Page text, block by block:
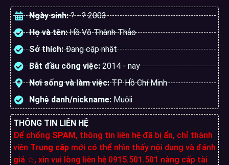
Ngày sinh:? - ? 2003
Họ và tên:Hồ Võ Thành Thảo
Sở thích:Đang cập nhật
Bắt đầu công việc:2014 - nay
Nơi sống và làm việc:TP Hồ Chí Minh
Nghệ danh/nickname: Muộii
THÔNG TIN LIÊN HỆ
Để chống SPAM, thông tin liên hệ đã bị ẩn, chỉ thành
viên Trung cấp mới có thể nhìn thấy nội dung và đánh
giá ☆, xin vui lòng liên hệ 0915.501.501 nâng cấp tài